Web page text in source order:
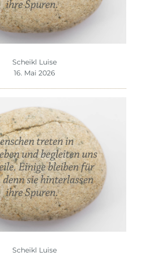
Scheikl Luise
16. Mai 2026
Scheikl Luise